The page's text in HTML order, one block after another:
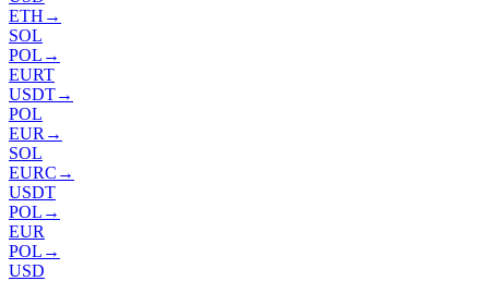
ETH →
SOL
POL →
EURT
USDT→
POL
EUR →
SOL
EURC →
USDT
POL →
EUR
POL →
USD